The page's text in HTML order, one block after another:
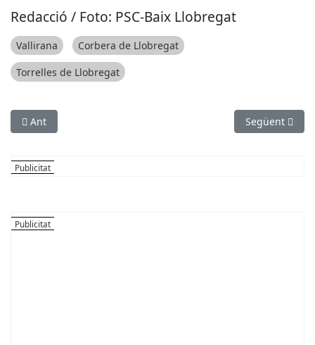
Redacció / Foto: PSC-Baix Llobregat
Vallirana
Corbera de Llobregat
Torrelles de Llobregat
Article anterior: ESPORTS (HOQUEI SOBRE PATINS,
Ant Article
Següent